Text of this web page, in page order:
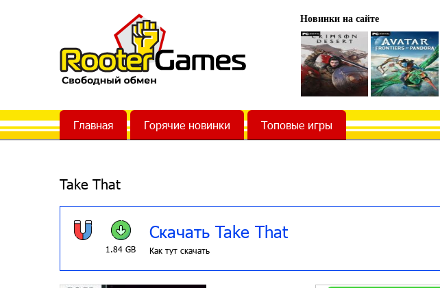
Новинки на сайте
Главная Горячие новинки Топовые игры
Take That
1.84 GB
Скачать Take That
Как тут скачать